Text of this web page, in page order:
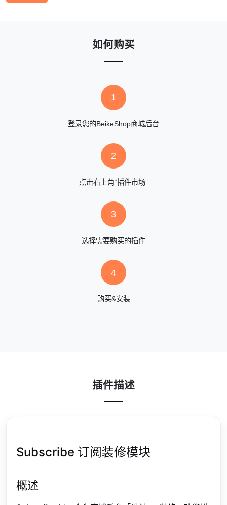
如何购买
1
登录您的BeikeShop商城后台
2
点击右上角“插件市场”
3
选择需要购买的插件
4
购买&安装
插件描述
Subscribe 订阅装修模块
概述